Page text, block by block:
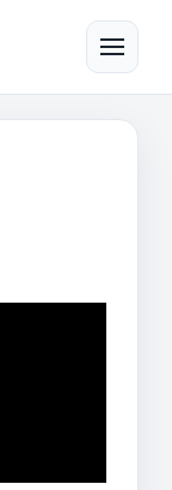
메뉴